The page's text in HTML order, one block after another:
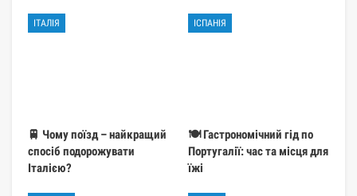
ІТАЛІЯ
🚆 Чому поїзд – найкращий
спосіб подорожувати
Італією?
ІСПАНІЯ
🍽️ Гастрономічний гід по
Португалії: час та місця для
їжі